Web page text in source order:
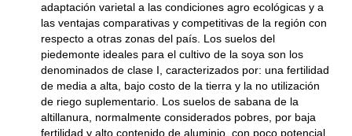
adaptación varietal a las condiciones agro ecológicas y a
las ventajas comparativas y competitivas de la región con
respecto a otras zonas del país. Los suelos del
piedemonte ideales para el cultivo de la soya son los
denominados de clase I, caracterizados por: una fertilidad
de media a alta, bajo costo de la tierra y la no utilización
de riego suplementario. Los suelos de sabana de la
altillanura, normalmente considerados pobres, por baja
fertilidad y alto contenido de aluminio, con poco potencial